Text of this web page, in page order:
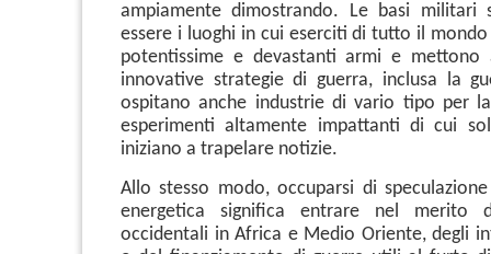
ampiamente dimostrando. Le basi militari
essere i luoghi in cui eserciti di tutto il
potentissime e devastanti armi e
innovative strategie di guerra, inclusa la
ospitano anche industrie di vario tipo per
esperimenti altamente impattanti di cui
iniziano a trapelare notizie.
Allo stesso modo, occuparsi di
energetica significa entrare nel merito
occidentali in Africa e Medio Oriente, degli